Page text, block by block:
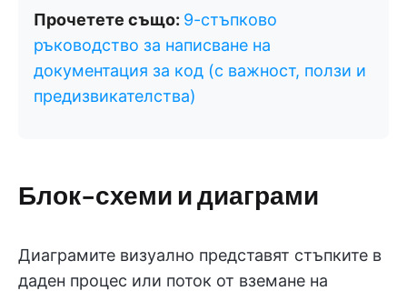
Прочетете също: 9-стъпково
ръководство за написване на
документация за код (с важност, ползи и
предизвикателства)
Блок-схеми и диаграми
Диаграмите визуално представят стъпките в
даден процес или поток от вземане на